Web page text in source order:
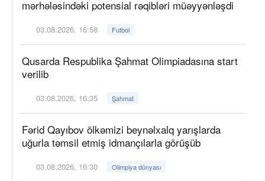
mərhələsindəki potensial rəqibləri müəyyənləşdi
03.08.2026, 16:58 Futbol
Qusarda Respublika Şahmat Olimpiadasına start
verilib
03.08.2026, 16:35 Şahmat
Fərid Qayıbov ölkəmizi beynəlxalq yarışlarda
uğurla təmsil etmiş idmançılarla görüşüb
03.08.2026, 16:30 Olimpiya dünyası